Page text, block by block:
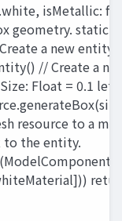
isMetallic:
geometry. static
a new entity
// Create a
Float = 0.1 let
resource to a
to the entity.